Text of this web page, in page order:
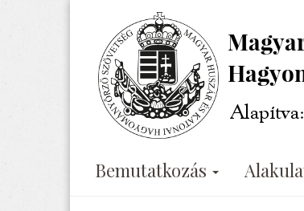
Bemutatkozás